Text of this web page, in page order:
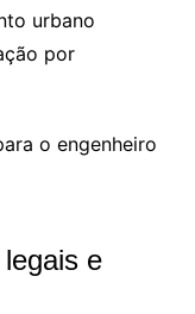
urbano
por
o engenheiro
e